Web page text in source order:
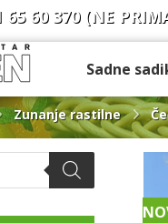
65 60 370 (NE
Sadne
Zunanje rastilne